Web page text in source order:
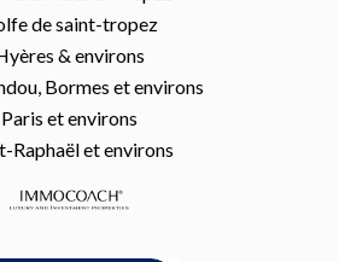
de saint-tropez
& environs
Bormes et environs
Paris et environs
Raphaël et environs